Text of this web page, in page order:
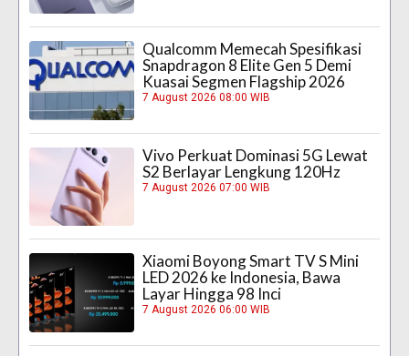
Qualcomm Memecah Spesifikasi
Snapdragon 8 Elite Gen 5 Demi
Kuasai Segmen Flagship 2026
7 August 2026 08:00 WIB
Vivo Perkuat Dominasi 5G Lewat
S2 Berlayar Lengkung 120Hz
7 August 2026 07:00 WIB
Xiaomi Boyong Smart TV S Mini
LED 2026 ke Indonesia, Bawa
Layar Hingga 98 Inci
7 August 2026 06:00 WIB